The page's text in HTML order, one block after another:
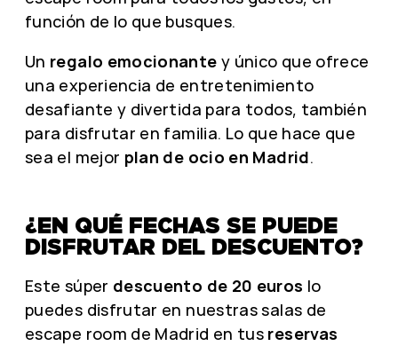
función de lo que busques.
Un regalo emocionante y único que ofrece
una experiencia de entretenimiento
desafiante y divertida para todos, también
para disfrutar en familia. Lo que hace que
sea el mejor plan de ocio en Madrid.
¿EN QUÉ FECHAS SE PUEDE
DISFRUTAR DEL DESCUENTO?
Este súper descuento de 20 euros lo
puedes disfrutar en nuestras salas de
escape room de Madrid en tus reservas